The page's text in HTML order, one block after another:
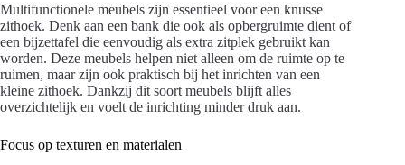
Multifunctionele meubels zijn essentieel voor een knusse
zithoek. Denk aan een bank die ook als opbergruimte dient of
een bijzettafel die eenvoudig als extra zitplek gebruikt kan
worden. Deze meubels helpen niet alleen om de ruimte op te
ruimen, maar zijn ook praktisch bij het inrichten van een
kleine zithoek. Dankzij dit soort meubels blijft alles
overzichtelijk en voelt de inrichting minder druk aan.
Focus op texturen en materialen